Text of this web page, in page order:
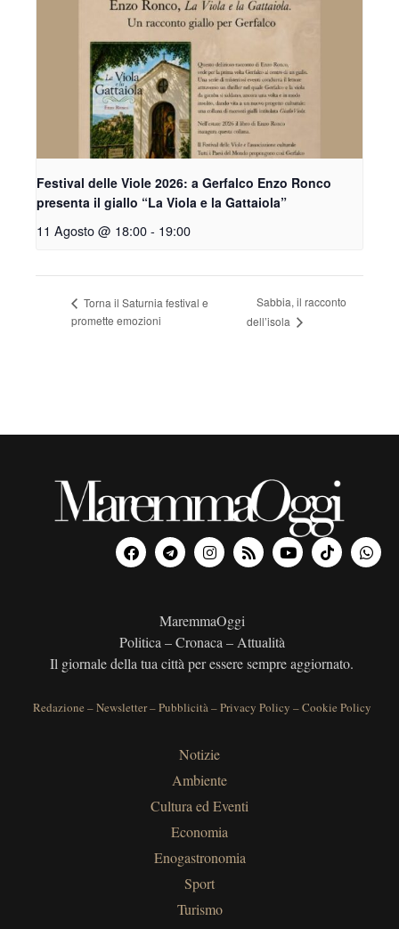
Festival delle Viole 2026: a Gerfalco Enzo Ronco
presenta il giallo “La Viola e la Gattaiola”
11 Agosto @ 18:00- 19:00
Torna il Saturnia festival e
promette emozioni
Sabbia, il racconto
dell’isola
MaremmaOggi
Politica – Cronaca – Attualità
Il giornale della tua città per essere sempre aggiornato.
Redazione –Newsletter–Pubblicità–Privacy Policy –Cookie Policy
Notizie
Ambiente
Cultura ed Eventi
Economia
Enogastronomia
Sport
Turismo